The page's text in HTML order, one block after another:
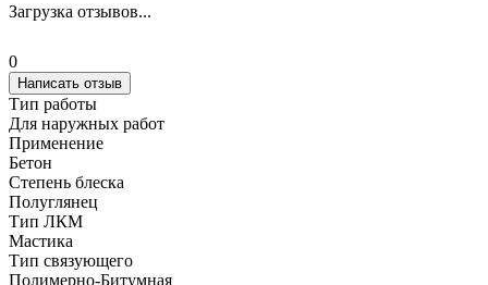
Загрузка отзывов...
0
Написать отзыв
Тип работы
Для наружных работ
Применение
Бетон
Степень блеска
Полуглянец
Тип ЛКМ
Мастика
Тип связующего
Полимерно-Битумная